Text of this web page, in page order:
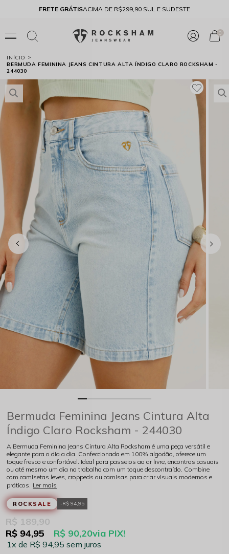
FRETE GRÁTISACIMA DE R$299,90 SUL E SUDESTE
0
INÍCIO
BERMUDA FEMININA JEANS CINTURA ALTA ÍNDIGO CLARO ROCKSHAM -
244030
Bermuda Feminina Jeans Cintura Alta
Índigo Claro Rocksham - 244030
A Bermuda Feminina Jeans Cintura Alta Rocksham é uma peça versátil e
elegante para o dia a dia. Confeccionada em 100% algodão, oferece um
toque fresco e confortável. Ideal para passeios ao ar livre, encontros casuais
ou até mesmo um dia no trabalho com um toque descontraído. Combine
com camisetas leves, croppeds ou camisas para criar visuais modernos e
práticos. Ler mais
ROCKSALE R$ 94,95
R$ 90,20via PIX!
R$ 189,90
R$ 94,95
1x R$ 94,95sem juros